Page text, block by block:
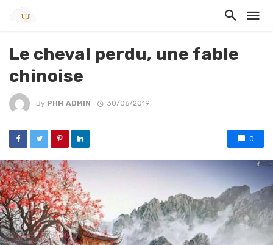
Le cheval perdu, une fable
chinoise
By PHM ADMIN 30/06/2019
0